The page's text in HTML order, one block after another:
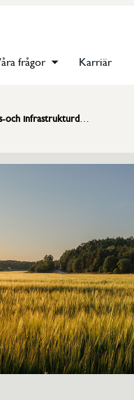
frågor Karriär